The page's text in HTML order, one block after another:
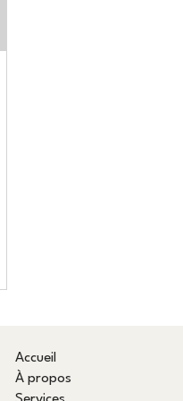
Accueil
À propos